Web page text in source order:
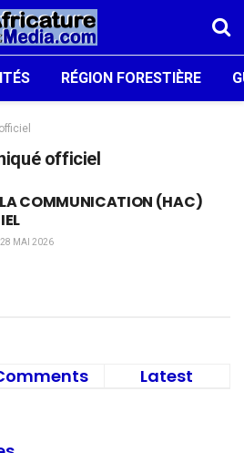
RÉGION FORESTIÈRE
officiel
LA COMMUNICATION (HAC)
28 MAI 2026
Latest